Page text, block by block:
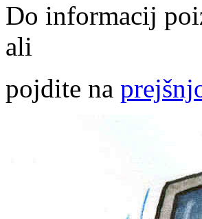
Do informacij
ali
pojdite na